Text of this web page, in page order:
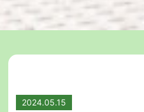
2024.05.15